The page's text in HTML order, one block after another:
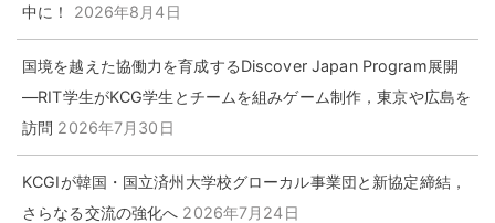
中に！
2026年8月4日
国境を越えた協働力を育成するDiscover Japan Program展開
―RIT学生がKCG学生とチームを組みゲーム制作，東京や広島を
訪問 2026年7月30日
KCGIが韓国・国立済州大学校グローカル事業団と新協定締結，
さらなる交流の強化へ 2026年7月24日